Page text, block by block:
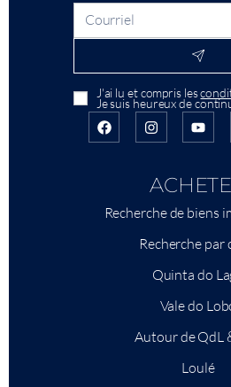
J'ai lu et compris les
Je suis heureux de
Recherche de biens
Recherche par
Quinta do
Vale do
Autour de QdL
Loulé